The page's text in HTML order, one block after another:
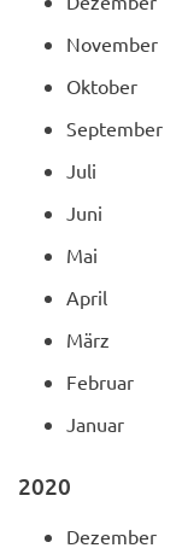
November
Oktober
September
Juli
Juni
Mai
April
März
Februar
Januar
2020
Dezember